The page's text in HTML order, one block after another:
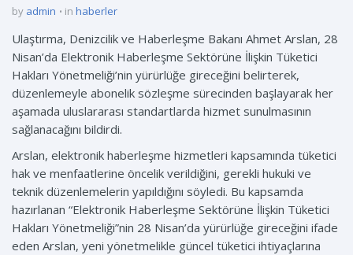
by admin in haberler
Ulaştırma, Denizcilik ve Haberleşme Bakanı Ahmet Arslan, 28
Nisan’da Elektronik Haberleşme Sektörüne İlişkin Tüketici
Hakları Yönetmeliği’nin yürürlüğe gireceğini belirterek,
düzenlemeyle abonelik sözleşme sürecinden başlayarak her
aşamada uluslararası standartlarda hizmet sunulmasının
sağlanacağını bildirdi.
Arslan, elektronik haberleşme hizmetleri kapsamında tüketici
hak ve menfaatlerine öncelik verildiğini, gerekli hukuki ve
teknik düzenlemelerin yapıldığını söyledi. Bu kapsamda
hazırlanan “Elektronik Haberleşme Sektörüne İlişkin Tüketici
Hakları Yönetmeliği”nin 28 Nisan’da yürürlüğe gireceğini ifade
eden Arslan, yeni yönetmelikle güncel tüketici ihtiyaçlarına